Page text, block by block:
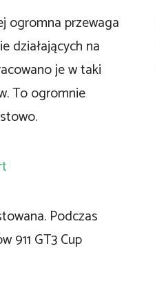
ogromna przewaga
działających na
je w taki
To ogromnie
Podczas
911 GT3 Cup